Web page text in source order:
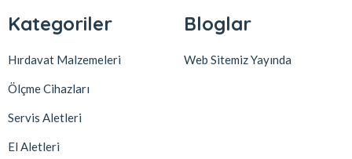
Kategoriler
Hırdavat Malzemeleri
Ölçme Cihazları
Servis Aletleri
El Aletleri
Bloglar
Web Sitemiz Yayında